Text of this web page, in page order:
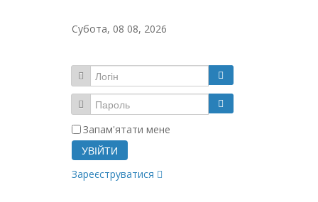
Субота, 08 08, 2026
Запам'ятати мене
УВІЙТИ
Зареєструватися